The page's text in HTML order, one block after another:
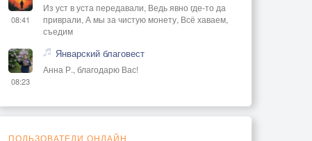
08:41
Из уст в уста передавали, Ведь явно где-то да
приврали, А мы за чистую монету, Всё хаваем,
съедим
08:23
Январский благовест
Анна Р., благодарю Вас!
ПОЛЬЗОВАТЕЛИ ОНЛАЙН